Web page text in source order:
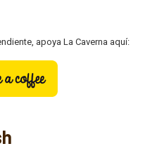
apoya La Caverna aquí: